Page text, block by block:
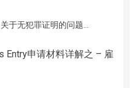
于无犯罪证明的问题…
Entry申请材料详解之 – 雇